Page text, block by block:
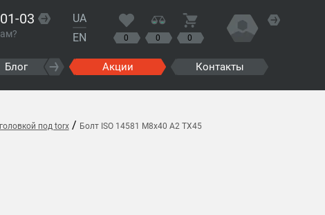
03
UA
EN
0 0 0
Блог Акции Контакты
под torx/ Болт ISO 14581 M8x40 A2 TX45